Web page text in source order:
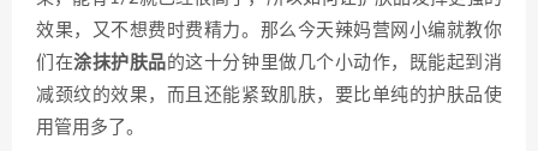
效果，又不想费时费精力。那么今天辣妈营网小编就教你
们在涂抹护肤品 的这十分钟里做几个小动作，既能起到消
减颈纹的效果，而且还能紧致肌肤，要比单纯的护肤品使
用管用多了。